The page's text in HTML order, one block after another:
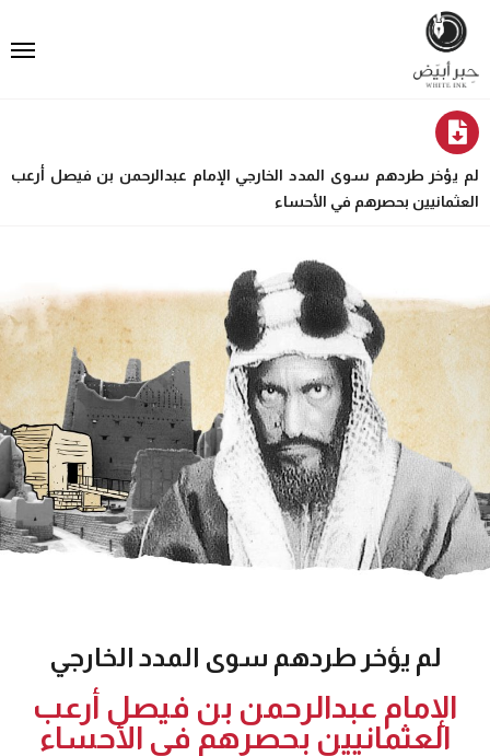
لم يؤخر طردهم سوى المدد الخارجي الإمام عبدالرحمن بن فيصل أرعب
العثمانيين بحصرهم في الأحساء
لم يؤخر طردهم سوى المدد الخارجي
الإمام عبدالرحمن بن فيصل أرعب
العثمانيين بحصرهم في الأحساء